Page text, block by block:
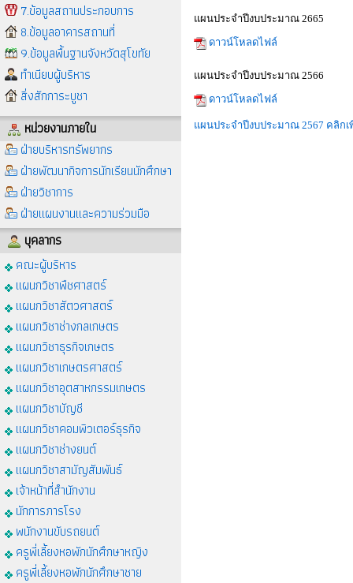
7.ข้อมูลสถานประกอบการ
8.ข้อมูลอาคารสถานที่
9.ข้อมูลพื้นฐานจังหวัดสุโขทัย
ทำเนียบผู้บริหาร
สิ่งสักการะบูชา
หน่วยงานภายใน
ฝ่ายบริหารทรัพยากร
ฝ่ายพัฒนากิจการนักเรียนนักศึกษา
ฝ่ายวิชาการ
ฝ่ายแผนงานและความร่วมมือ
บุคลากร
คณะผู้บริหาร
แผนกวิชาพืชศาสตร์
แผนกวิชาสัตวศาสตร์
แผนกวิชาช่างกลเกษตร
แผนกวิชาธุรกิจเกษตร
แผนกวิชาเกษตรศาสตร์
แผนกวิชาอุตสาหกรรมเกษตร
แผนกวิชาบัญชี
แผนกวิชาคอมพิวเตอร์ธุรกิจ
แผนกวิชาช่างยนต์
แผนกวิชาสามัญสัมพันธ์
เจ้าหน้าที่สำนักงาน
นักการภารโรง
พนักงานขับรถยนต์
ครูพี่เลี้ยงหอพักนักศึกษาหญิง
ครูพี่เลี้ยงหอพักนักศึกษาชาย
แผนประจำปีงบประมาณ 2665
ดาวน์โหลดไฟล์
แผนประจำปีงบประมาณ 2566
ดาวน์โหลดไฟล์
แผนประจำปีงบประมาณ 2567 คลิก